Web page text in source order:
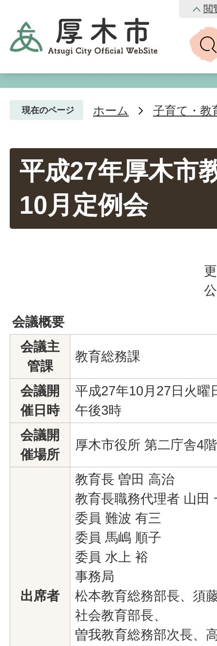
閲
現在のページ ホーム 子育て・教
平成27年厚木市
10月定例会
会議概要
会議主
管課
教育総務課
会議開
催日時
平成27年10月27日火曜
午後3時
会議開
催場所
厚木市役所 第二庁舎4
出席者
教育長 曽田 高治
教育長職務代理者 山
委員 難波 有三
委員 馬嶋 順子
委員 水上 裕
事務局
松本教育総務部長、須
社会教育部長、
曽我教育総務部次長、